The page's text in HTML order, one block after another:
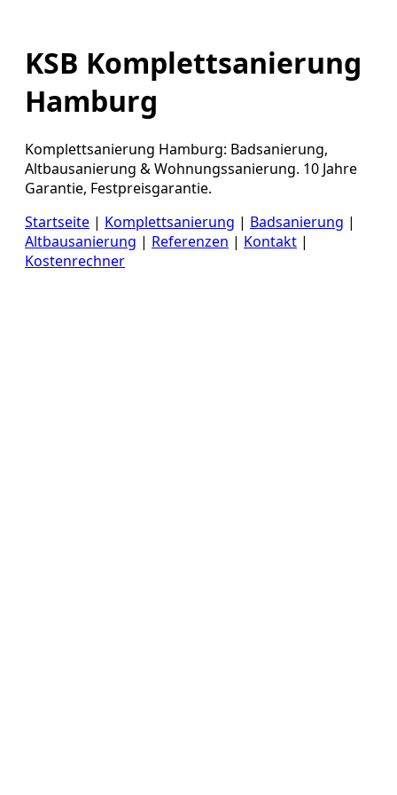
KSB Komplettsanierung
Hamburg
Komplettsanierung Hamburg: Badsanierung,
Altbausanierung & Wohnungssanierung. 10 Jahre
Garantie, Festpreisgarantie.
Startseite | Komplettsanierung | Badsanierung |
Altbausanierung | Referenzen | Kontakt |
Kostenrechner